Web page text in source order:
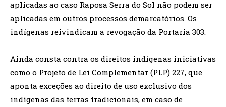
aplicadas ao caso Raposa Serra do Sol não podem ser
aplicadas em outros processos demarcatórios. Os
indígenas reivindicam a revogação da Portaria 303.
Ainda consta contra os direitos indígenas iniciativas
como o Projeto de Lei Complementar (PLP) 227, que
aponta exceções ao direito de uso exclusivo dos
indígenas das terras tradicionais, em caso de